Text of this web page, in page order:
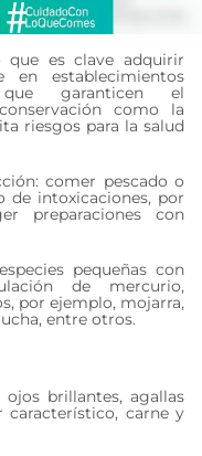
que es clave adquirir
en establecimientos
garanticen el
como la
riesgos para la salud
comer pescado o
de intoxicaciones, por
preparaciones con
pequeñas con
de mercurio,
por ejemplo, mojarra,
entre otros.
brillantes, agallas
característico, carne y